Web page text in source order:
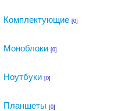
Комплектующие [0]
Моноблоки [0]
Ноутбуки [0]
Планшеты [0]